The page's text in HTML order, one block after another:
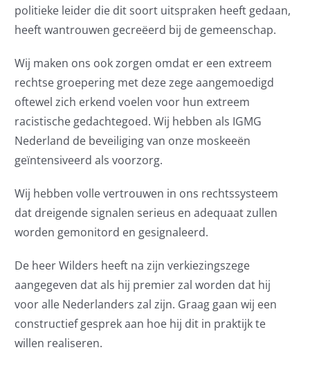
politieke leider die dit soort uitspraken heeft gedaan,
heeft wantrouwen gecreëerd bij de gemeenschap.
Wij maken ons ook zorgen omdat er een extreem
rechtse groepering met deze zege aangemoedigd
oftewel zich erkend voelen voor hun extreem
racistische gedachtegoed. Wij hebben als IGMG
Nederland de beveiliging van onze moskeeën
geïntensiveerd als voorzorg.
Wij hebben volle vertrouwen in ons rechtssysteem
dat dreigende signalen serieus en adequaat zullen
worden gemonitord en gesignaleerd.
De heer Wilders heeft na zijn verkiezingszege
aangegeven dat als hij premier zal worden dat hij
voor alle Nederlanders zal zijn. Graag gaan wij een
constructief gesprek aan hoe hij dit in praktijk te
willen realiseren.